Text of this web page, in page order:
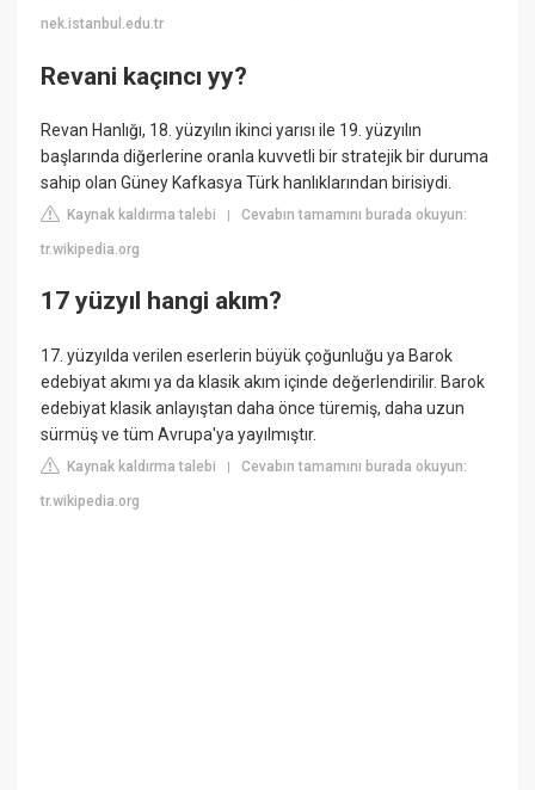
nek.istanbul.edu.tr
Revani kaçıncı yy?
Revan Hanlığı, 18. yüzyılın ikinci yarısı ile 19. yüzyılın
başlarında diğerlerine oranla kuvvetli bir stratejik bir duruma
sahip olan Güney Kafkasya Türk hanlıklarından birisiydi.
Kaynak kaldırma talebi |Cevabın tamamını burada okuyun:
tr.wikipedia.org
17 yüzyıl hangi akım?
17. yüzyılda verilen eserlerin büyük çoğunluğu ya Barok
edebiyat akımı ya da klasik akım içinde değerlendirilir. Barok
edebiyat klasik anlayıştan daha önce türemiş, daha uzun
sürmüş ve tüm Avrupa'ya yayılmıştır.
Kaynak kaldırma talebi |Cevabın tamamını burada okuyun:
tr.wikipedia.org